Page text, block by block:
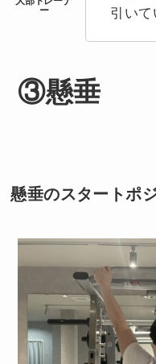
引いて
③懸垂
懸垂のスタートポ